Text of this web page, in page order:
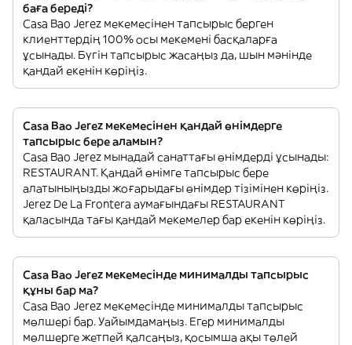
баға береді?
Casa Bao Jerez мекемесінен тапсырыс берген
клиенттердің 100% осы мекемені басқаларға
ұсынады. Бүгін тапсырыс жасаңыз да, шын мәнінде
қандай екенін көріңіз.
Casa Bao Jerez мекемесінен қандай өнімдерге
тапсырыс бере аламын?
Casa Bao Jerez мынадай санаттағы өнімдерді ұсынады:
RESTAURANT. Қандай өнімге тапсырыс бере
алатыныңызды жоғарыдағы өнімдер тізімінен көріңіз.
Jerez De La Frontera аумағындағы RESTAURANT
қаласында тағы қандай мекемелер бар екенін көріңіз.
Casa Bao Jerez мекемесінде минималды тапсырыс
құны бар ма?
Casa Bao Jerez мекемесінде минималды тапсырыс
мөлшері бар. Уайымдамаңыз. Егер минималды
мөлшерге жетпей қалсаңыз, қосымша ақы төлей